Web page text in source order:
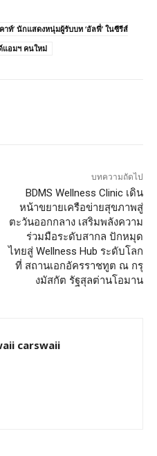
าท์’ นักแสดงหนุ่มผู้รับบท ‘อัลฟี่’ ในซีรีส์
แอมฯ คนใหม่
บทความถัดไป
BDMS Wellness Clinic เดิน
หน้าขยายเครือข่ายสุขภาพสู่
ตะวันออกกลาง เสริมพลังความ
ร่วมมือระดับสากล ปักหมุด
ไทยสู่ Wellness Hub ระดับโลก
ที่ สถานเอกอัครราชทูต ณ กรุ
งมัสกัต รัฐสุลต่านโอมาน
carswaii